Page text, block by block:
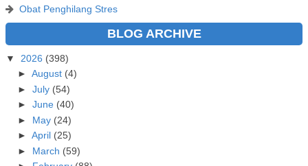
Obat Penghilang Stres
BLOG ARCHIVE
▼ 2026 (398)
► August (4)
► July (54)
► June (40)
► May (24)
► April (25)
► March (59)